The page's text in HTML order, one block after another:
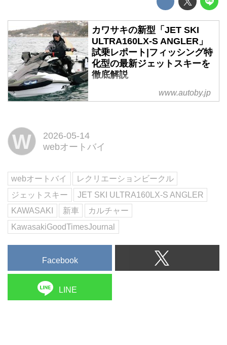
カワサキの新型「JET SKI
ULTRA160LX-S ANGLER」
試乗レポート|フィッシング特
化型の最新ジェットスキーを
徹底解説
フィッシングに特化したモデルと
して誕生した「JET SKI
テランライダー、新山徳吉さんに
す。文:新山徳吉/写真:Kawasaki/
まとめ:Kaw...
www.autoby.jp
W
2026-05-14
webオートバイ
webオートバイ
レクリエーションビークル
ジェットスキー
JET SKI ULTRA160LX-S ANGLER
KAWASAKI
新車
カルチャー
KawasakiGoodTimesJournal
Facebook
LINE